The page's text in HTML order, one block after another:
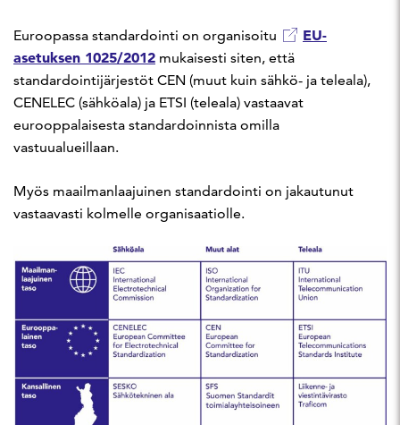
Euroopassa standardointi on organisoitu
EU-
asetuksen 1025/2012 mukaisesti siten, että
standardointijärjestöt CEN (muut kuin sähkö- ja teleala),
CENELEC (sähköala) ja ETSI (teleala) vastaavat
eurooppalaisesta standardoinnista omilla
vastuualueillaan.
Myös maailmanlaajuinen standardointi on jakautunut
vastaavasti kolmelle organisaatiolle.